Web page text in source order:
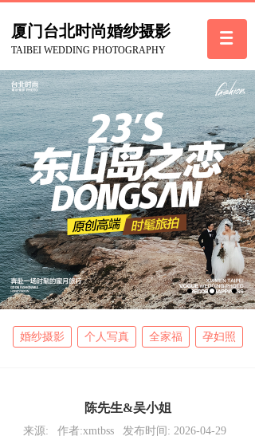
厦门台北时尚婚纱摄影
TAIBEI WEDDING PHOTOGRAPHY
婚纱摄影 个人写真 全家福 孕妇照
陈先生&吴小姐
来源: 作者:xmtbss 发布时间: 2026-04-29